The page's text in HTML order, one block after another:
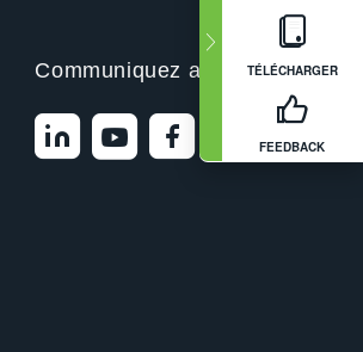
TÉLÉCHARGER
FEEDBACK
Communiquez avec nous